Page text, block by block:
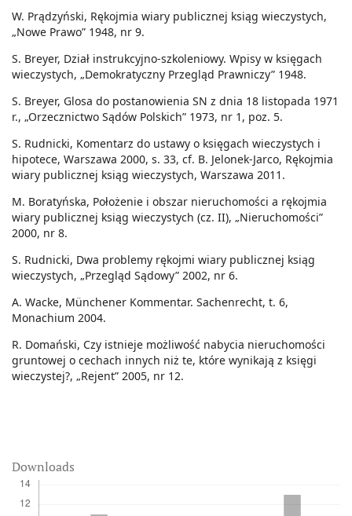
Downloads
W. Prądzyński, Rękojmia wiary publicznej ksiąg wieczystych,
„Nowe Prawo” 1948, nr 9.
S. Breyer, Dział instrukcyjno-szkoleniowy. Wpisy w księgach
wieczystych, „Demokratyczny Przegląd Prawniczy” 1948.
S. Breyer, Glosa do postanowienia SN z dnia 18 listopada 1971
r., „Orzecznictwo Sądów Polskich” 1973, nr 1, poz. 5.
S. Rudnicki, Komentarz do ustawy o księgach wieczystych i
hipotece, Warszawa 2000, s. 33, cf. B. Jelonek-Jarco, Rękojmia
wiary publicznej ksiąg wieczystych, Warszawa 2011.
M. Boratyńska, Położenie i obszar nieruchomości a rękojmia
wiary publicznej ksiąg wieczystych (cz. II), „Nieruchomości”
2000, nr 8.
S. Rudnicki, Dwa problemy rękojmi wiary publicznej ksiąg
wieczystych, „Przegląd Sądowy” 2002, nr 6.
A. Wacke, Münchener Kommentar. Sachenrecht, t. 6,
Monachium 2004.
R. Domański, Czy istnieje możliwość nabycia nieruchomości
gruntowej o cechach innych niż te, które wynikają z księgi
wieczystej?, „Rejent” 2005, nr 12.